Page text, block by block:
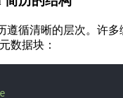
遵循清晰的层次。许多
数据块：